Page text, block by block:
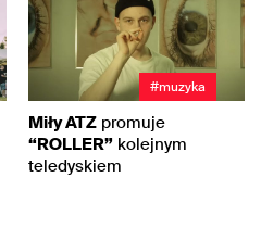
#muzyka
Miły ATZ promuje
“ROLLER” kolejnym
teledyskiem